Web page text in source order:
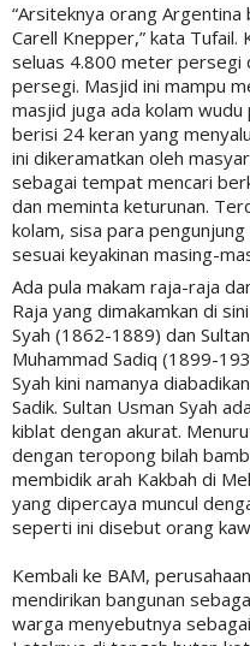
“Arsiteknya orang
Carell Knepper,” kata Tufail.
seluas 4.800 meter persegi
persegi. Masjid ini mampu
masjid juga ada kolam wudu
berisi 24 keran yang
ini dikeramatkan oleh
sebagai tempat mencari
dan meminta keturunan.
kolam, sisa para
sesuai keyakinan masing-
Ada pula makam raja-raja
Raja yang dimakamkan di
Syah (1862-1889) dan
Muhammad Sadiq (1899-
Syah kini namanya
Sadik. Sultan Usman Syah
kiblat dengan akurat.
dengan teropong bilah
membidik arah Kakbah di
yang dipercaya muncul
seperti ini disebut orang
Kembali ke BAM,
mendirikan bangunan
warga menyebutnya